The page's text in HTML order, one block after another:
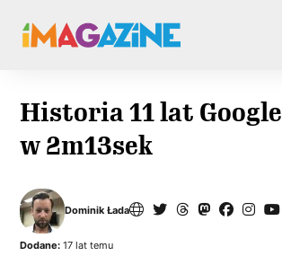
Historia 11 lat Google
w 2m13sek
Dominik Łada
Dodane: 17 lat temu